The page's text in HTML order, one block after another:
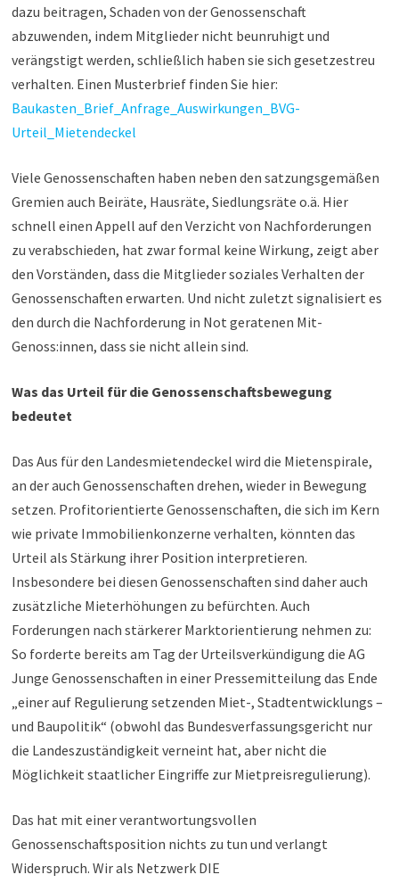
dazu beitragen, Schaden von der Genossenschaft
abzuwenden, indem Mitglieder nicht beunruhigt und
verängstigt werden, schließlich haben sie sich gesetzestreu
verhalten. Einen Musterbrief finden Sie hier:
Baukasten_Brief_Anfrage_Auswirkungen_BVG-
Urteil_Mietendeckel
Viele Genossenschaften haben neben den satzungsgemäßen
Gremien auch Beiräte, Hausräte, Siedlungsräte o.ä. Hier
schnell einen Appell auf den Verzicht von Nachforderungen
zu verabschieden, hat zwar formal keine Wirkung, zeigt aber
den Vorständen, dass die Mitglieder soziales Verhalten der
Genossenschaften erwarten. Und nicht zuletzt signalisiert es
den durch die Nachforderung in Not geratenen Mit-
Genoss:innen, dass sie nicht allein sind.
Was das Urteil für die Genossenschaftsbewegung
bedeutet
Das Aus für den Landesmietendeckel wird die Mietenspirale,
an der auch Genossenschaften drehen, wieder in Bewegung
setzen. Profitorientierte Genossenschaften, die sich im Kern
wie private Immobilienkonzerne verhalten, könnten das
Urteil als Stärkung ihrer Position interpretieren.
Insbesondere bei diesen Genossenschaften sind daher auch
zusätzliche Mieterhöhungen zu befürchten. Auch
Forderungen nach stärkerer Marktorientierung nehmen zu:
So forderte bereits am Tag der Urteilsverkündigung die AG
Junge Genossenschaften in einer Pressemitteilung das Ende
„einer auf Regulierung setzenden Miet-, Stadtentwicklungs –
und Baupolitik“ (obwohl das Bundesverfassungsgericht nur
die Landeszuständigkeit verneint hat, aber nicht die
Möglichkeit staatlicher Eingriffe zur Mietpreisregulierung).
Das hat mit einer verantwortungsvollen
Genossenschaftsposition nichts zu tun und verlangt
Widerspruch. Wir als Netzwerk DIE